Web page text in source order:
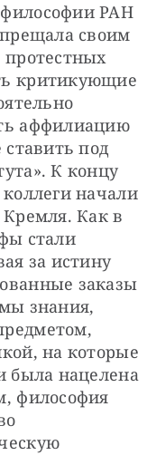
РАН
своим
протестных
критикующие
аффилиацию
под
К концу
начали
Кремля. Как в
стали
за истину
заказы
знания,
на которые
была нацелена
философия